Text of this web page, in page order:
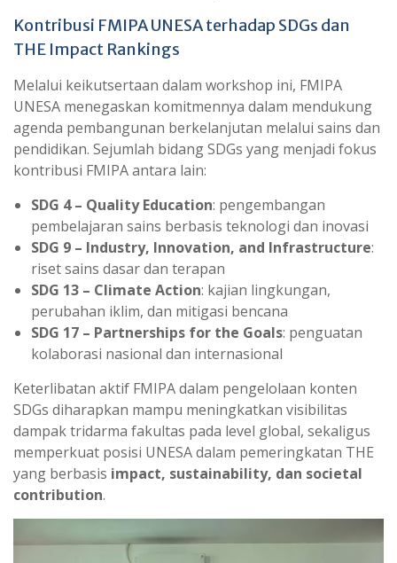
Kontribusi FMIPA UNESA terhadap SDGs dan
THE Impact Rankings
Melalui keikutsertaan dalam workshop ini, FMIPA
UNESA menegaskan komitmennya dalam mendukung
agenda pembangunan berkelanjutan melalui sains dan
pendidikan. Sejumlah bidang SDGs yang menjadi fokus
kontribusi FMIPA antara lain:
SDG 4 – Quality Education: pengembangan
pembelajaran sains berbasis teknologi dan inovasi
SDG 9 – Industry, Innovation, and Infrastructure:
riset sains dasar dan terapan
SDG 13 – Climate Action: kajian lingkungan,
perubahan iklim, dan mitigasi bencana
SDG 17 – Partnerships for the Goals: penguatan
kolaborasi nasional dan internasional
Keterlibatan aktif FMIPA dalam pengelolaan konten
SDGs diharapkan mampu meningkatkan visibilitas
dampak tridarma fakultas pada level global, sekaligus
memperkuat posisi UNESA dalam pemeringkatan THE
yang berbasis impact, sustainability, dan societal
contribution.